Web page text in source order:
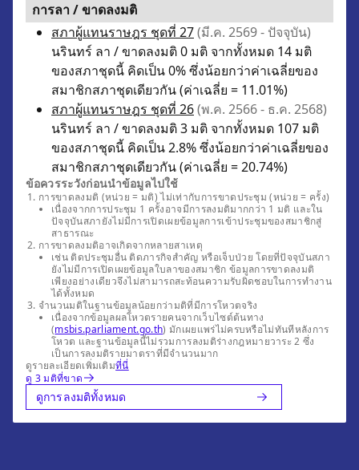
การลา / ขาดลงมติ
สภาผู้แทนราษฎร ชุดที่ 27(มี.ค. 2569 - ปัจจุบัน)
นรินทร์ ลา / ขาดลงมติ 0 มติ จากทั้งหมด 14 มติ
ของสภาชุดนี้ คิดเป็น 0% ซึ่งน้อยกว่าค่าเฉลี่ยของ
สมาชิกสภาชุดเดียวกัน (ค่าเฉลี่ย = 11.01%)
สภาผู้แทนราษฎร ชุดที่ 26(พ.ค. 2566 - ธ.ค. 2568)
นรินทร์ ลา / ขาดลงมติ 3 มติ จากทั้งหมด 107 มติ
ของสภาชุดนี้ คิดเป็น 2.8% ซึ่งน้อยกว่าค่าเฉลี่ยของ
สมาชิกสภาชุดเดียวกัน (ค่าเฉลี่ย = 20.74%)
ข้อควรระวังก่อนนำข้อมูลไปใช้
การขาดลงมติ (หน่วย = มติ) ไม่เท่ากับการขาดประชุม (หน่วย = ครั้ง)
เนื่องจากการประชุม 1 ครั้งอาจมีการลงมติมากกว่า 1 มติ และใน
ปัจจุบันสภายังไม่มีการเปิดเผยข้อมูลการเข้าประชุมของสมาชิกสู่
สาธารณะ
การขาดลงมติอาจเกิดจากหลายสาเหตุ
เช่น ติดประชุมอื่น ติดภารกิจสำคัญ หรือเจ็บป่วย โดยที่ปัจจุบันสภา
ยังไม่มีการเปิดเผยข้อมูลใบลาของสมาชิก ข้อมูลการขาดลงมติ
เพียงอย่างเดียวจึงไม่สามารถสะท้อนความรับผิดชอบในการทำงาน
ได้ทั้งหมด
จำนวนมติในฐานข้อมูลน้อยกว่ามติที่มีการโหวตจริง
เนื่องจากข้อมูลผลโหวตรายคนจากเว็บไซต์ต้นทาง
(msbis.parliament.go.th) มักเผยแพร่ไม่ครบหรือไม่ทันทีหลังการ
โหวต และฐานข้อมูลนี้ไม่รวมการลงมติร่างกฎหมายวาระ 2 ซึ่ง
เป็นการลงมติรายมาตราที่มีจำนวนมาก
ดูรายละเอียดเพิ่มเติมที่นี่
ดู 3 มติที่ขาด
ดูการลงมติทั้งหมด